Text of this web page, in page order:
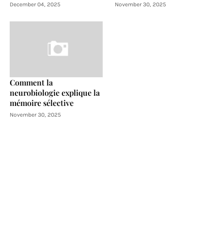
December 04, 2025 November 30, 2025
Comment la
neurobiologie explique la
mémoire sélective
November 30, 2025